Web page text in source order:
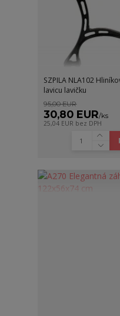
SZPILA NLA102
lavicu lavičku
95,00 EUR
30,80 EUR/ks
25,04 EUR bez DPH